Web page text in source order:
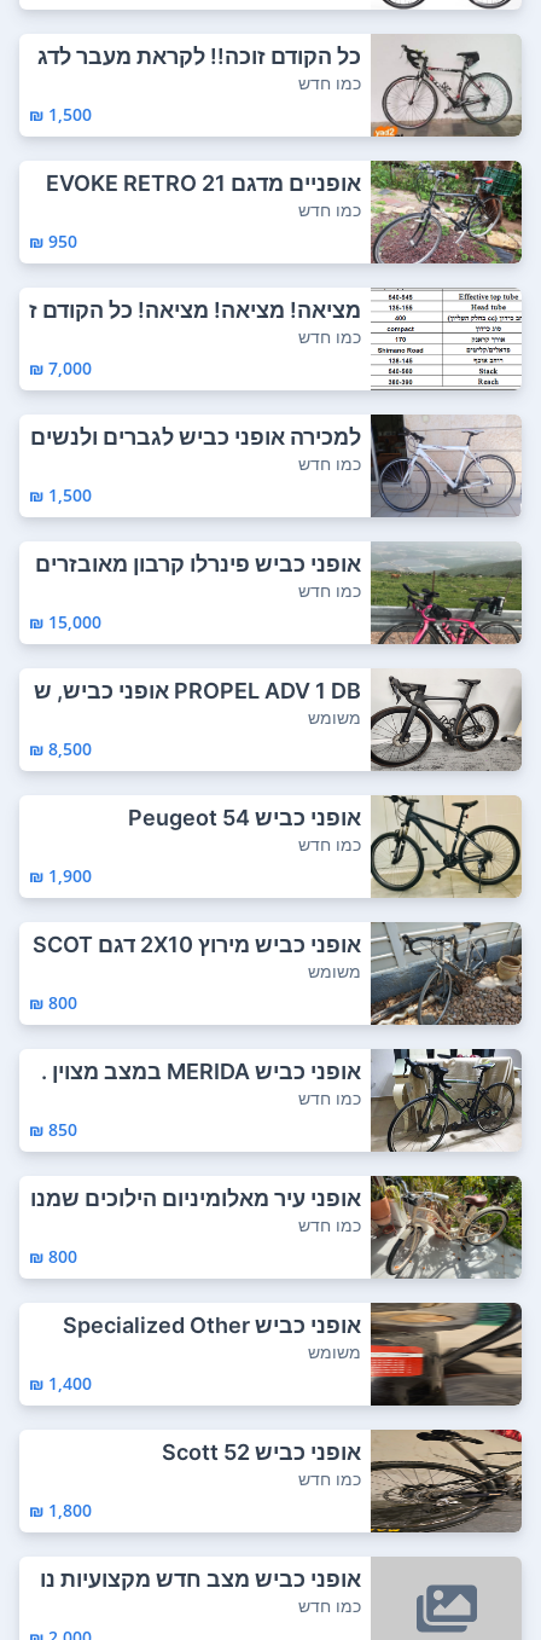
כל הקודם זוכה!! לקראת מעבר לדג
ם מתקדם מ...
כמו חדש
1,500 ₪
אופניים מדגם EVOKE RETRO 21
DISCOVERY 20...
כמו חדש
950 ₪
מציאה! מציאה! מציאה! כל הקודם ז
וכה!! אופ...
כמו חדש
7,000 ₪
למכירה אופני כביש לגברים ולנשים
במצב מצו...
כמו חדש
1,500 ₪
אופני כביש פינרלו קרבון מאובזרים
קומפלט ...
כמו חדש
15,000 ₪
PROPEL ADV 1 DB אופני כביש, ש
ילדת קרבון,...
משומש
8,500 ₪
אופני כביש Peugeot 54
כמו חדש
1,900 ₪
אופני כביש מירוץ 2X10 דגם SCOT
T מידה 56 ...
משומש
800 ₪
אופני כביש MERIDA במצב מצוין .
בקושי הי...
כמו חדש
850 ₪
אופני עיר מאלומיניום הילוכים שמנו
כיסא מ...
כמו חדש
800 ₪
אופני כביש Specialized Other
משומש
1,400 ₪
אופני כביש Scott 52
כמו חדש
1,800 ₪
אופני כביש מצב חדש מקצועיות נו
סעות מצוי...
כמו חדש